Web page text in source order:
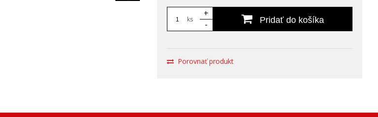
ks
+
-
Pridať do košíka
Porovnať produkt